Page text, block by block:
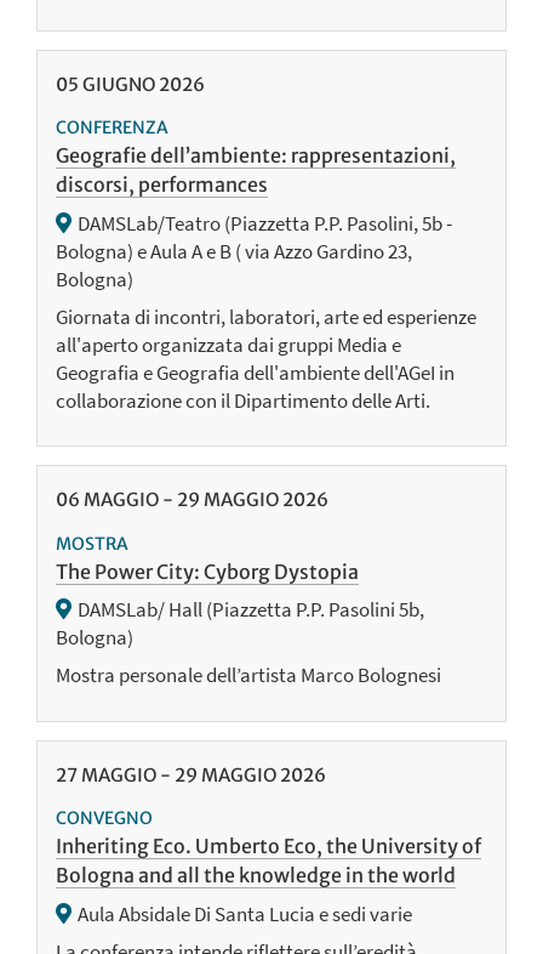
05 GIUGNO 2026
CONFERENZA
Geografie dell’ambiente: rappresentazioni,
discorsi, performances
DAMSLab/Teatro (Piazzetta P.P. Pasolini, 5b -
Bologna) e Aula A e B ( via Azzo Gardino 23,
Bologna)
Giornata di incontri, laboratori, arte ed esperienze
all'aperto organizzata dai gruppi Media e
Geografia e Geografia dell'ambiente dell'AGeI in
collaborazione con il Dipartimento delle Arti.
06 MAGGIO - 29 MAGGIO 2026
MOSTRA
The Power City: Cyborg Dystopia
DAMSLab/ Hall (Piazzetta P.P. Pasolini 5b,
Bologna)
Mostra personale dell’artista Marco Bolognesi
27 MAGGIO - 29 MAGGIO 2026
CONVEGNO
Inheriting Eco. Umberto Eco, the University of
Bologna and all the knowledge in the world
Aula Absidale Di Santa Lucia e sedi varie